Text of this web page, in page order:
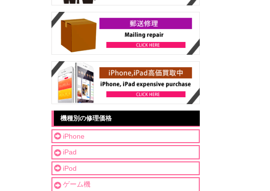
機種別の修理価格
iPhone
iPad
iPod
ゲーム機